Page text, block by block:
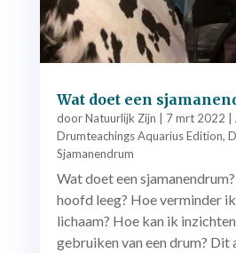
Wat doet een
doorNatuurlijk Zijn | 7 mrt 2022 |
Drumteachings Aquarius Edition,
Sjamanendrum
Wat doet een
hoofd leeg? Hoe verminder
lichaam? Hoe kan ik
gebruiken van een drum? Dit